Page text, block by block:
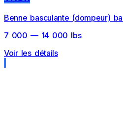
Benne basculante (dompeur)
7 000 — 14 000 lbs
Voir les détails